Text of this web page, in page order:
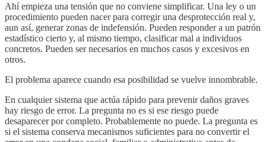
Ahí empieza una tensión que no conviene simplificar. Una ley o un
procedimiento pueden nacer para corregir una desprotección real y,
aun así, generar zonas de indefensión. Pueden responder a un patrón
estadístico cierto y, al mismo tiempo, clasificar mal a individuos
concretos. Pueden ser necesarios en muchos casos y excesivos en
otros.
El problema aparece cuando esa posibilidad se vuelve innombrable.
En cualquier sistema que actúa rápido para prevenir daños graves
hay riesgo de error. La pregunta no es si ese riesgo puede
desaparecer por completo. Probablemente no puede. La pregunta es
si el sistema conserva mecanismos suficientes para no convertir el